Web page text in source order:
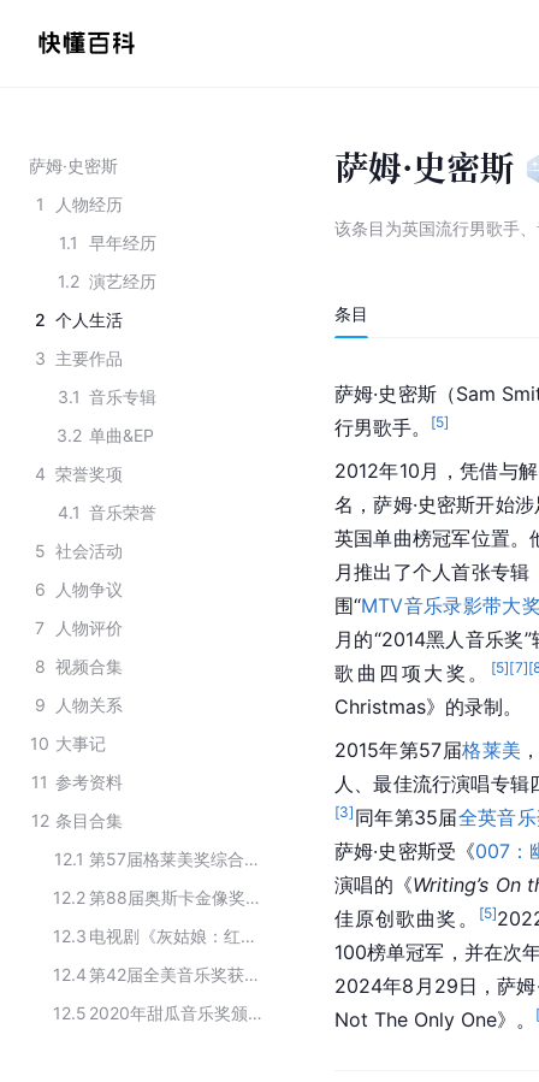
萨姆·史密斯
1
人物经历
1.1
早年经历
1.2 演艺经历
2 个人生活
3 主要作品
3.1 音乐专辑
3.2 单曲&EP
4 荣誉奖项
4.1 音乐荣誉
5 社会活动
6
人物争议
7
人物评价
8 视频合集
9
人物关系
10 大事记
11 参考资料
12 条目合集
12.1
第57届格莱美奖综合类奖项获奖名单
12.2
第88届奥斯卡金像奖获奖人物
12.3
电视剧《灰姑娘：红鼻子日特别集》的演职人员
12.4
第42届全美音乐奖获奖人名单
12.5
2020年甜瓜音乐奖颁奖典礼获奖名单
萨姆·史密斯
该条目为英国流行男歌手
条目
萨姆·史密斯（Sam
行男歌手。
[5]
2012年10月，凭借与
名，萨姆·史密斯开始
英国单曲榜冠军位置。
月推出了个人首张专辑
围“MTV音乐录影带大
月的“2014黑人音乐奖
歌曲四项大奖。
[5][7][
Christmas》的录制。
2015年第57届格莱美
人、最佳流行演唱专辑
[3] 同年第35届全英音
萨姆·史密斯受《007：
演唱的《Writing’s On
佳原创歌曲奖。
[5]
100榜单冠军，并在次
2024年8月29日，萨姆
Not The Only One》。